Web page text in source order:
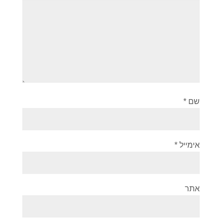
שם *
אימייל *
אתר